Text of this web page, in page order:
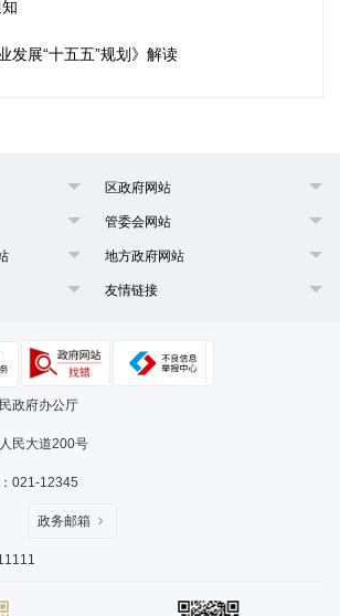
发展“十五五”规划》解读
区政府网站
管委会网站
地方政府网站
友情链接
政府办公厅
民大道200号
021-12345
政务邮箱